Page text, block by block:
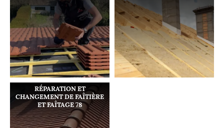
RÉPARATION ET
CHANGEMENT DE FAÎTIÈRE
ET FAÎTAGE 78